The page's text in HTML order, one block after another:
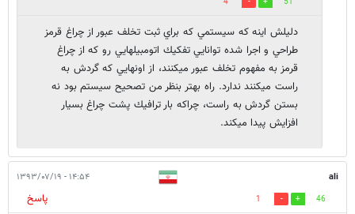
دليلش اينه كه سيستمي كه براي ثبت تخلف عبور از چراغ قرمز
طراحي و اجرا شده توانايي تفكيك اتومبيلهايي رو كه از چراغ
قرمز به مفهوم تخلف عبور ميكنند، از اونهايي كه گردش به
راست ميكنند ندارد. راه بهتر بنظر من تصحيح سيستم بود نه
بستن گردش به راست، چراكه بار ترافيك پشت چراغ بسيار
افزايش پيدا ميكند.
ali ۱۴:۵۴ - ۱۳۹۳/۰۷/۱۹
46
1
پاسخ